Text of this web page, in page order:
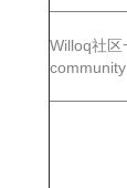
Willoq社区